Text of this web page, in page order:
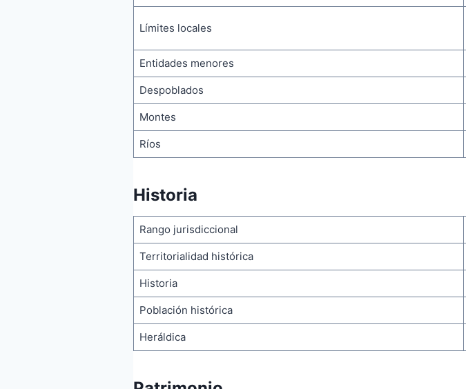
Límites locales
Entidades menores
Despoblados
Montes
Ríos
Historia
Rango jurisdiccional
Territorialidad histórica
Historia
Población histórica
Heráldica